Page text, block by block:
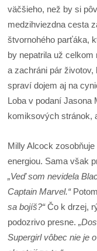
väčšieho, než by si
medzihviezdna cesta
štvornohého parťáka,
by nepatrila už
a zachráni pár
spraví dojem aj na
Loba v podaní Jasona
komiksových stránok,
Milly Alcock
energiou. Sama však
„Veď som nevidela
Captain Marvel.“
sa bojíš?“Čo k drzej,
podozrivo presne.
Supergirl vôbec nie je